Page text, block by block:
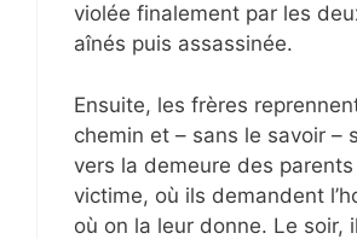
violée finalement par les
aînés puis assassinée.
Ensuite, les frères
chemin et – sans le savoir –
vers la demeure des
victime, où ils demandent
où on la leur donne. Le soir,